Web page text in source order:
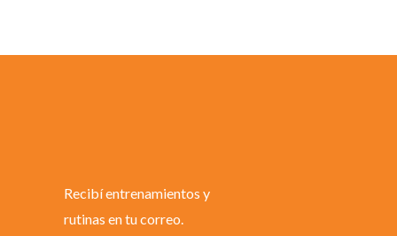
Recibí entrenamientos y
rutinas en tu correo.